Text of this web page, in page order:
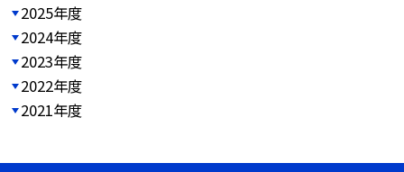
2025年度
2024年度
2023年度
2022年度
2021年度